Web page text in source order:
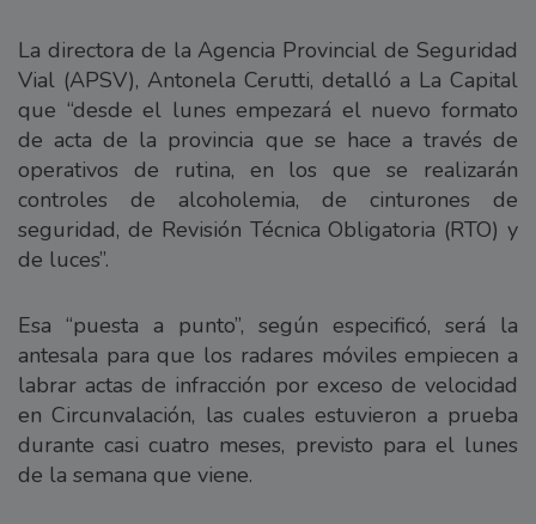
La directora de la Agencia Provincial de Seguridad
Vial (APSV), Antonela Cerutti, detalló a La Capital
que “desde el lunes empezará el nuevo formato
de acta de la provincia que se hace a través de
operativos de rutina, en los que se realizarán
controles de alcoholemia, de cinturones de
seguridad, de Revisión Técnica Obligatoria (RTO) y
de luces”.
Esa “puesta a punto”, según especificó, será la
antesala para que los radares móviles empiecen a
labrar actas de infracción por exceso de velocidad
en Circunvalación, las cuales estuvieron a prueba
durante casi cuatro meses, previsto para el lunes
de la semana que viene.